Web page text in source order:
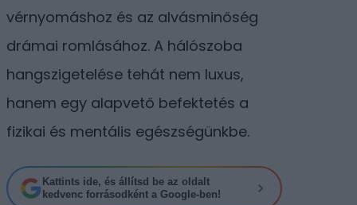
vérnyomáshoz és az alvásminőség
drámai romlásához. A hálószoba
hangszigetelése tehát nem luxus,
hanem egy alapvető befektetés a
fizikai és mentális egészségünkbe.
Kattints ide, és állítsd be az oldalt
kedvenc forrásodként a Google-ben!